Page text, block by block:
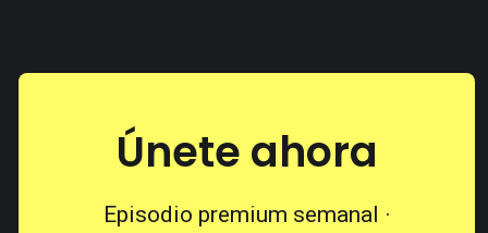
Únete ahora
Episodio premium semanal ·